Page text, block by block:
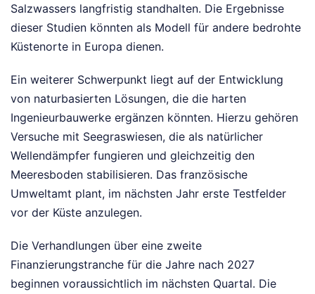
Salzwassers langfristig standhalten. Die Ergebnisse
dieser Studien könnten als Modell für andere bedrohte
Küstenorte in Europa dienen.
Ein weiterer Schwerpunkt liegt auf der Entwicklung
von naturbasierten Lösungen, die die harten
Ingenieurbauwerke ergänzen könnten. Hierzu gehören
Versuche mit Seegraswiesen, die als natürlicher
Wellendämpfer fungieren und gleichzeitig den
Meeresboden stabilisieren. Das französische
Umweltamt plant, im nächsten Jahr erste Testfelder
vor der Küste anzulegen.
Die Verhandlungen über eine zweite
Finanzierungstranche für die Jahre nach 2027
beginnen voraussichtlich im nächsten Quartal. Die